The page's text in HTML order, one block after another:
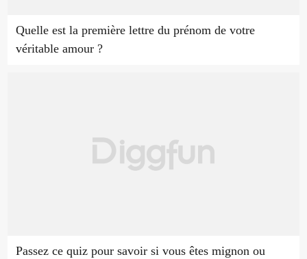
Quelle est la première lettre du prénom de votre
véritable amour ?
Passez ce quiz pour savoir si vous êtes mignon ou